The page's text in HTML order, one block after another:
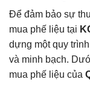
Để đảm bảo sự
mua phế liệu tại
dựng một quy
và minh bạch.
mua phế liệu của